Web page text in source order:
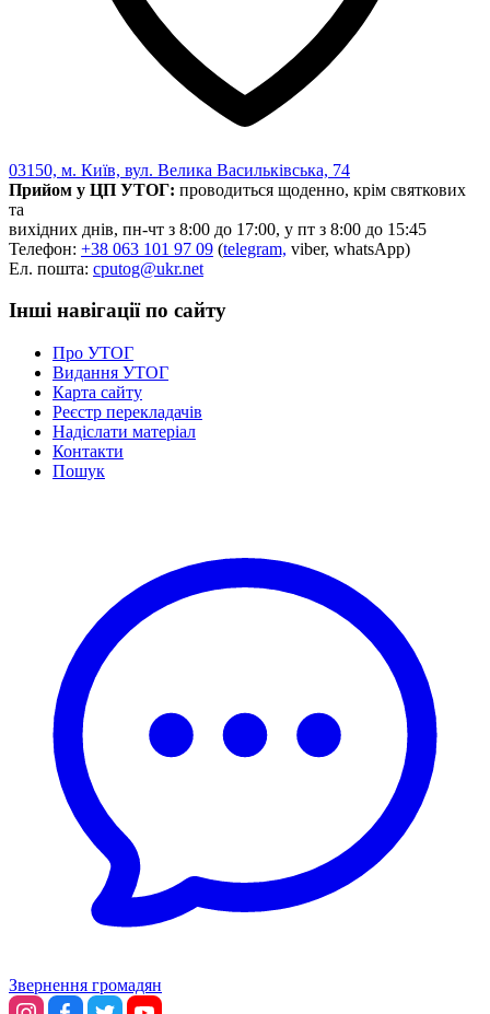
03150, м. Київ, вул. Велика Васильківська, 74
Прийом у ЦП УТОГ: проводиться щоденно, крім святкових
та
вихідних днів, пн-чт з 8:00 до 17:00, у пт з 8:00 до 15:45
Телефон: +38 063 101 97 09 (telegram, viber, whatsApp)
Ел. пошта: cputog@ukr.net
Інші навігації по сайту
Про УТОГ
Видання УТОГ
Карта сайту
Реєстр перекладачів
Надіслати матеріал
Контакти
Пошук
Звернення громадян